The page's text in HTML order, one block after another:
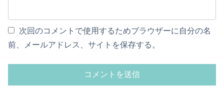
次回のコメントで使用するためブラウザーに自分の名
前、メールアドレス、サイトを保存する。